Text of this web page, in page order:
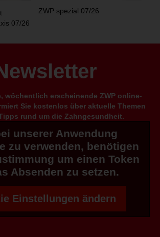
07/26
ZWP spezial 07/26
wöchentlich erscheinende ZWP online-
Sie kostenlos über aktuelle Themen
rund um die Zahngesundheit.
unserer Anwendung
zu verwenden, benötigen
um einen Token
Absenden zu setzen.
Einstellungen ändern